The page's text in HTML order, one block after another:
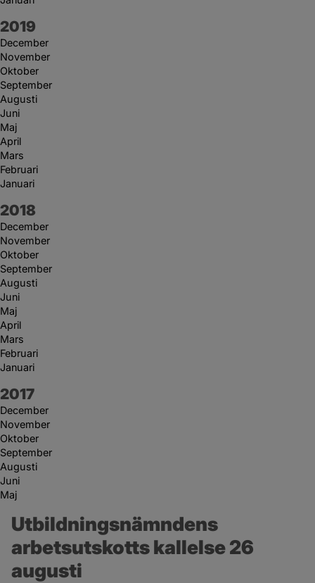
År:
2019
December
November
Oktober
September
Augusti
Juni
Maj
April
Mars
Februari
Januari
År:
2018
December
November
Oktober
September
Augusti
Juni
Maj
April
Mars
Februari
Januari
År:
2017
December
November
Oktober
September
Augusti
Juni
Maj
Utbildningsnämndens
arbetsutskotts kallelse 26
augusti